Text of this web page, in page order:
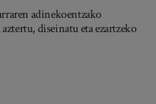
adinekoentzako
diseinatu eta ezartzeko